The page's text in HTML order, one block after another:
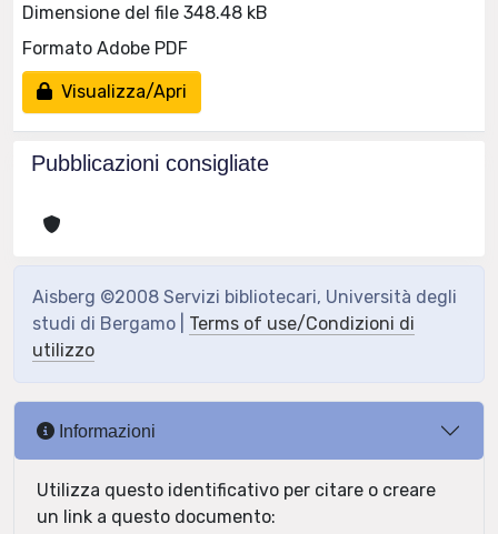
Dimensione del file 348.48 kB
Formato Adobe PDF
Visualizza/Apri
Pubblicazioni consigliate
Aisberg ©2008 Servizi bibliotecari, Università degli
studi di Bergamo | Terms of use/Condizioni di
utilizzo
Informazioni
Utilizza questo identificativo per citare o creare
un link a questo documento: